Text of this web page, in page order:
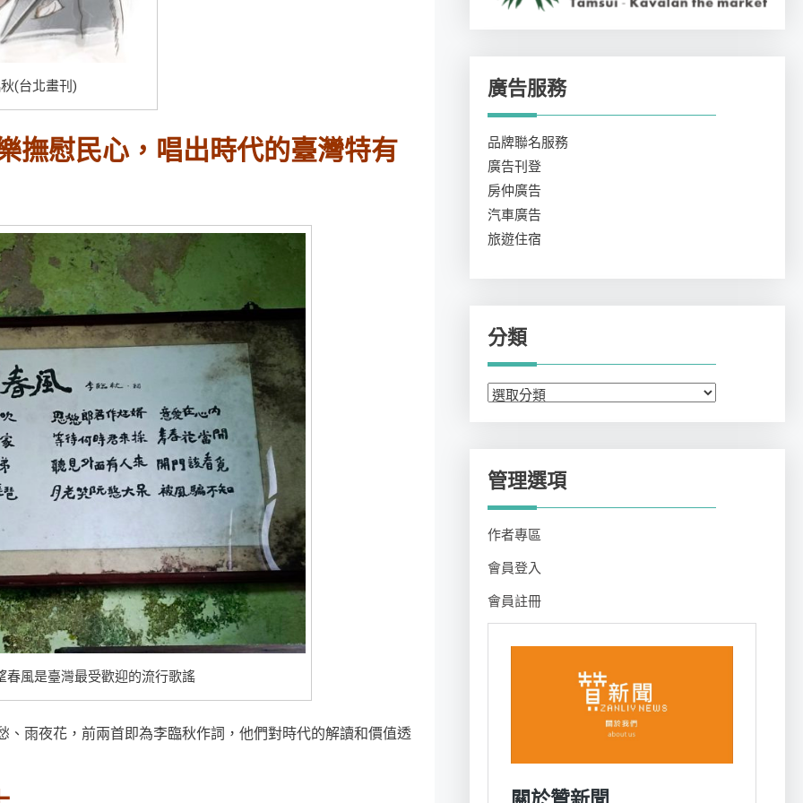
(台北畫刊)
撫慰民心，唱出時代的臺灣特有
春風是臺灣最受歡迎的流行歌謠
雨夜花，前兩首即為李臨秋作詞，他們對時代的解讀和價值透
廣告服務
品牌聯名服務
廣告刊登
房仲廣告
汽車廣告
旅遊住宿
分類
分
管理選項
作者專區
會員登入
會員註冊